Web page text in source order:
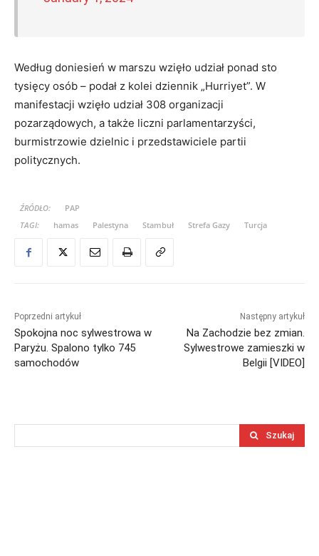
Według doniesień w marszu wzięło udział ponad sto
tysięcy osób – podał z kolei dziennik „Hurriyet”. W
manifestacji wzięło udział 308 organizacji
pozarządowych, a także liczni parlamentarzyści,
burmistrzowie dzielnic i przedstawiciele partii
politycznych.
ŹRÓDŁO:
PAP
TAGI:
hamas Palestyna Stambuł Strefa Gazy Turcja
Poprzedni artykuł
Spokojna noc sylwestrowa w
Paryżu. Spalono tylko 745
samochodów
Następny artykuł
Na Zachodzie bez zmian.
Sylwestrowe zamieszki w
Belgii [VIDEO]
Szukaj